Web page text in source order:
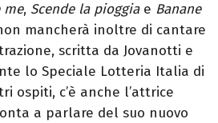
me, Scende la pioggiae Banane
mancherà inoltre di cantare
scritta da Jovanotti e
lo Speciale Lotteria Italia di
ospiti, c’è anche l’attrice
a parlare del suo nuovo